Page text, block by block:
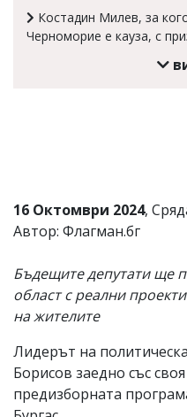
Ако
откриете
Костадин Милев, за
Черноморие е кауза, с
16 Октомври 2024,
Автор: Флагман.бг
Бъдещите депутати ще
област с реални
на жителите
Лидерът на
Борисов заедно със
предизборната